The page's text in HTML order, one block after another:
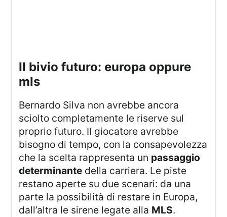
il bivio futuro: europa oppure
mls
Bernardo Silva non avrebbe ancora
sciolto completamente le riserve sul
proprio futuro. Il giocatore avrebbe
bisogno di tempo, con la consapevolezza
che la scelta rappresenta un passaggio
determinante della carriera. Le piste
restano aperte su due scenari: da una
parte la possibilità di restare in Europa,
dall’altra le sirene legate alla MLS.